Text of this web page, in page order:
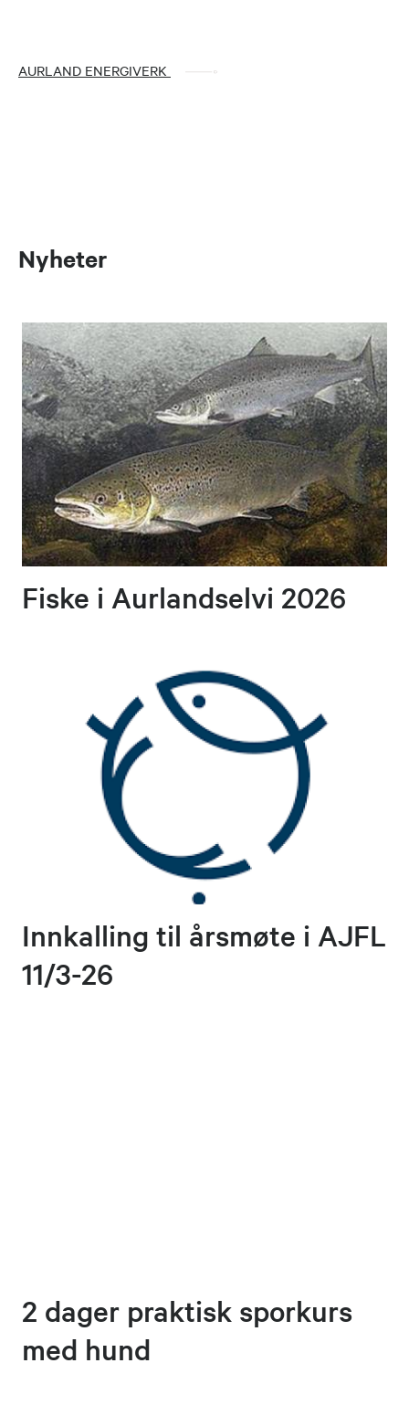
AURLAND ENERGIVERK
Nyheter
Fiske i Aurlandselvi 2026
Innkalling til årsmøte i AJFL
11/3-26
2 dager praktisk sporkurs
med hund